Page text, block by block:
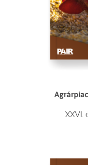
XXVI.